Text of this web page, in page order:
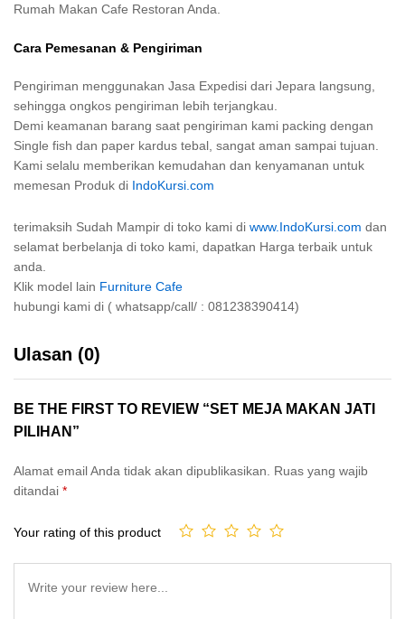
Rumah Makan Cafe Restoran Anda.
Cara Pemesanan & Pengiriman
Pengiriman menggunakan Jasa Expedisi dari Jepara langsung,
sehingga ongkos pengiriman lebih terjangkau.
Demi keamanan barang saat pengiriman kami packing dengan
Single fish dan paper kardus tebal, sangat aman sampai tujuan.
Kami selalu memberikan kemudahan dan kenyamanan untuk
memesan Produk di IndoKursi.com
terimaksih Sudah Mampir di toko kami di www.IndoKursi.com dan
selamat berbelanja di toko kami, dapatkan Harga terbaik untuk
anda.
Klik model lain Furniture Cafe
hubungi kami di ( whatsapp/call/ : 081238390414)
Ulasan (0)
BE THE FIRST TO REVIEW “SET MEJA MAKAN JATI
PILIHAN”
Alamat email Anda tidak akan dipublikasikan. Ruas yang wajib
ditandai *
Your rating of this product